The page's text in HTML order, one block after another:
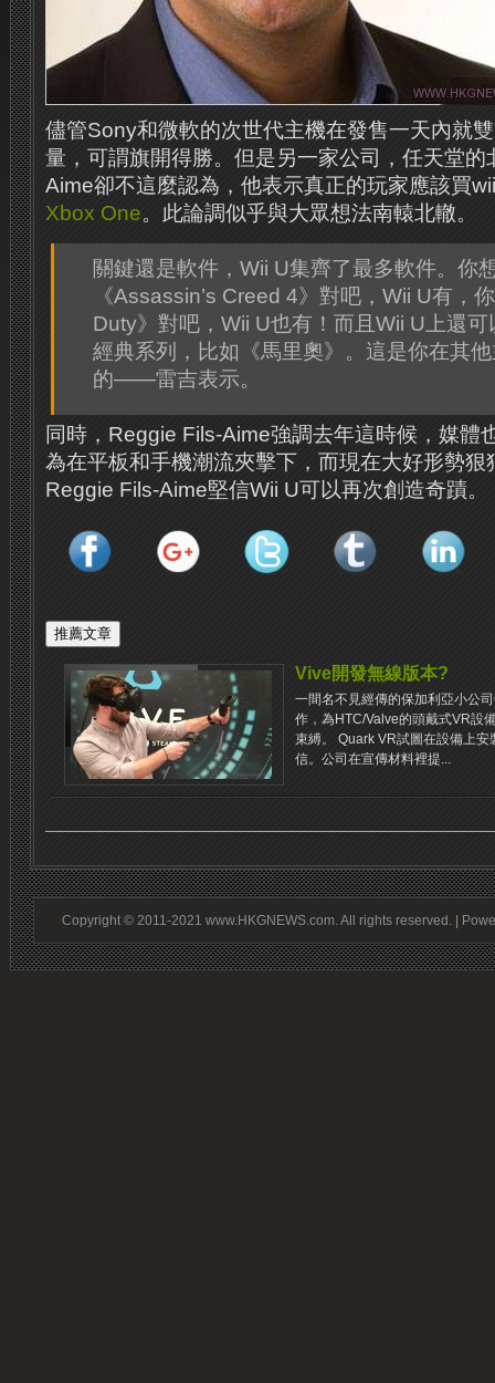
儘管Sony和微軟的次世代主機在發售一天內就
量，可謂旗開得勝。但是另一家公司，任天堂
Aime卻不這麼認為，他表示真正的玩家應該買
Xbox One。此論調似乎與大眾想法南轅北轍。
關鍵還是軟件，Wii U集齊了最多軟件。你
《Assassin’s Creed 4》對吧，Wii U有，
Duty》對吧，Wii U也有！而且Wii U上還
經典系列，比如《馬里奧》。這是你在其
的——雷吉表示。
同時，Reggie Fils-Aime強調去年這時候，媒體
為在平板和手機潮流夾擊下，而現在大好形勢狠
Reggie Fils-Aime堅信Wii U可以再次創造奇蹟。
Vive開發無線版本?
一間名不見經傳的保加利亞小公
作，為HTC/Valve的頭戴式VR設
束縛。 Quark VR試圖在設備上
信。公司在宣傳材料裡提...
Copyright © 2011-2021 www.HKGNEWS.com. All rights reserved. |